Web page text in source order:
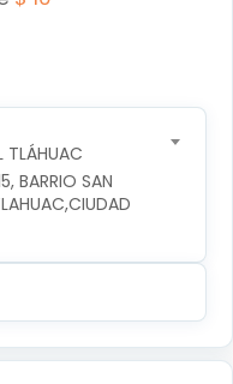
TLÁHUAC
BARRIO SAN